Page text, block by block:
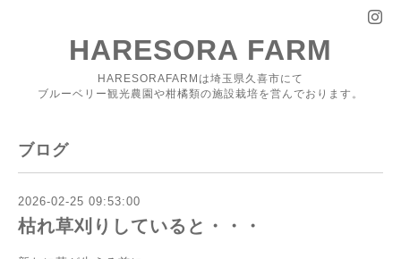
HARESORA FARM
HARESORAFARMは埼玉県久喜市にて
ブルーベリー観光農園や柑橘類の施設栽培を営んでおります。
ブログ
2026-02-25 09:53:00
枯れ草刈りしていると・・・